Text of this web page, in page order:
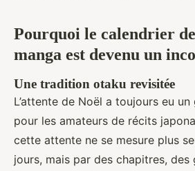
Pourquoi le calendrier
manga est devenu un
Une tradition otaku revisitée
L’attente de Noël a toujours eu
pour les amateurs de récits
cette attente ne se mesure plus
jours, mais par des chapitres, des